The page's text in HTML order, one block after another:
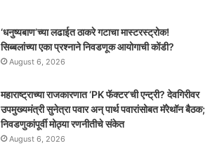
‘धनुष्यबाण’च्या लढाईत ठाकरे गटाचा मास्टरस्ट्रोक!
सिब्बलांच्या एका प्रश्नाने निवडणूक आयोगाची कोंडी?
August 6, 2026
महाराष्ट्राच्या राजकारणात ‘PK फॅक्टर’ची एन्ट्री? देवगिरीवर
उपमुख्यमंत्री सुनेत्रा पवार अन् पार्थ पवारांसोबत मॅरेथॉन बैठक;
निवडणुकांपूर्वी मोठ्या रणनीतीचे संकेत
August 6, 2026